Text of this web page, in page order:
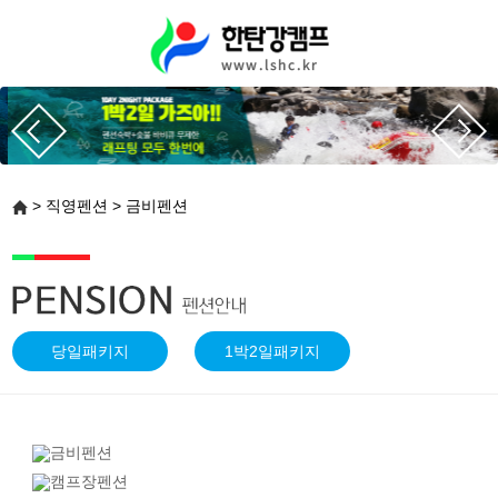
> 직영펜션 > 금비펜션
당일패키지 1박2일패키지